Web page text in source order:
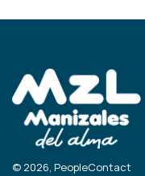
© 2026, PeopleContact